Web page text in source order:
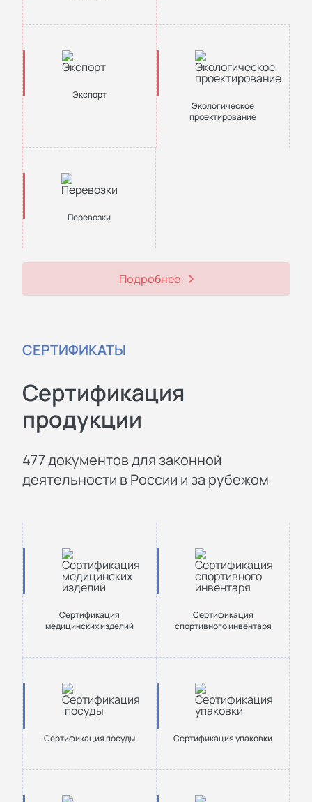
Экспорт
Экологическое
проектирование
Перевозки
Подробнее
СЕРТИФИКАТЫ
Сертификация
продукции
477 документов для законной
деятельности в России и за рубежом
Сертификация
медицинских изделий
Сертификация
спортивного инвентаря
Сертификация посуды Сертификация упаковки